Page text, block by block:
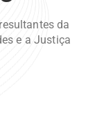
da
e a Justiça